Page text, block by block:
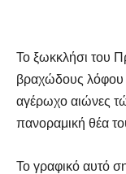
Το ξωκκλήσι του
βραχώδους λόφου
αγέρωχο αιώνες
πανοραμική θέα
Το γραφικό αυτό